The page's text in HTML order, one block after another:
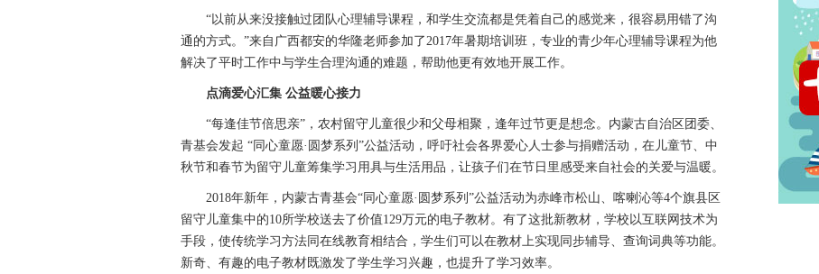
“以前从来没接触过团队心理辅导课程，和学生交流都是凭着自己的感觉来，很容易用错了沟
通的方式。”来自广西都安的华隆老师参加了2017年暑期培训班，专业的青少年心理辅导课程为他
解决了平时工作中与学生合理沟通的难题，帮助他更有效地开展工作。
点滴爱心汇集 公益暖心接力
“每逢佳节倍思亲”，农村留守儿童很少和父母相聚，逢年过节更是想念。内蒙古自治区团委、
青基会发起 “同心童愿·圆梦系列”公益活动，呼吁社会各界爱心人士参与捐赠活动，在儿童节、中
秋节和春节为留守儿童筹集学习用具与生活用品，让孩子们在节日里感受来自社会的关爱与温暖。
2018年新年，内蒙古青基会“同心童愿·圆梦系列”公益活动为赤峰市松山、喀喇沁等4个旗县区
留守儿童集中的10所学校送去了价值129万元的电子教材。有了这批新教材，学校以互联网技术为
手段，使传统学习方法同在线教育相结合，学生们可以在教材上实现同步辅导、查询词典等功能。
新奇、有趣的电子教材既激发了学生学习兴趣，也提升了学习效率。